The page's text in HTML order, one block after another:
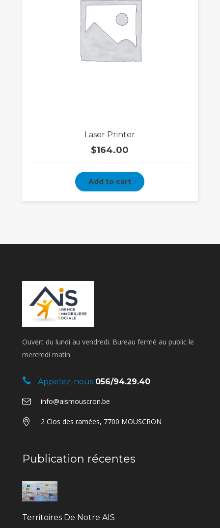
Laser Printer
$164.00
Add to cart
Ouvert du lundi au vendredi. Bureau fermé au public le
mercredi matin.
Appelez-nous 056/94.29.40
info@aismouscron.be
2 Clos des ramées, 7700 MOUSCRON
Publication récentes
Territoires De Notre AIS